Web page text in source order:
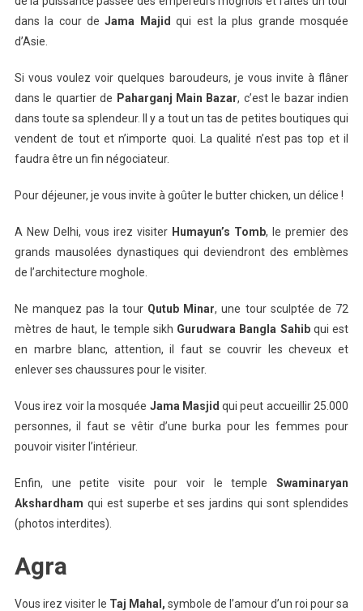
dans la cour deJama Majid qui est la plus grande mosquée
d’Asie.
Si vous voulez voir quelques baroudeurs, je vous invite à flâner
dans le quartier de Paharganj Main Bazar, c’est le bazar indien
dans toute sa splendeur. Il y a tout un tas de petites boutiques qui
vendent de tout et n’importe quoi. La qualité n’est pas top et il
faudra être un fin négociateur.
Pour déjeuner, je vous invite à goûter le butter chicken, un délice !
A New Delhi, vous irez visiter Humayun’s Tomb, le premier des
grands mausolées dynastiques qui deviendront des emblèmes
de l’architecture moghole.
Ne manquez pas la tour Qutub Minar, une tour sculptée de 72
mètres de haut, le temple sikh Gurudwara Bangla Sahibqui est
en marbre blanc, attention, il faut se couvrir les cheveux et
enlever ses chaussures pour le visiter.
Vous irez voir la mosquée Jama Masjid qui peut accueillir 25.000
personnes, il faut se vêtir d’une burka pour les femmes pour
pouvoir visiter l’intérieur.
Enfin, une petite visite pour voir le templeSwaminaryan
Akshardham qui est superbe et ses jardins qui sont splendides
(photos interdites).
Agra
Vous irez visiter le Taj Mahal, symbole de l’amour d’un roi pour sa